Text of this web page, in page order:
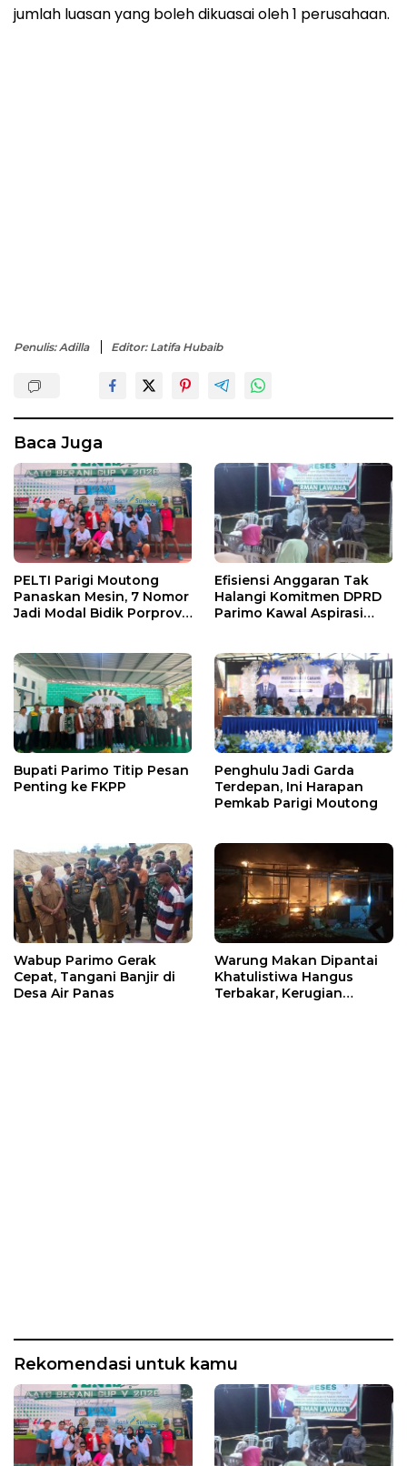
jumlah luasan yang boleh dikuasai oleh 1 perusahaan.
Penulis: Adilla Editor: Latifa Hubaib
Baca Juga
PELTI Parigi Moutong
Panaskan Mesin, 7 Nomor
Jadi Modal Bidik Porprov
Efisiensi Anggaran Tak
Halangi Komitmen DPRD
Parimo Kawal Aspirasi
Bupati Parimo Titip Pesan
Penting ke FKPP
Penghulu Jadi Garda
Terdepan, Ini Harapan
Pemkab Parigi Moutong
Wabup Parimo Gerak
Cepat, Tangani Banjir di
Desa Air Panas
Warung Makan Dipantai
Khatulistiwa Hangus
Terbakar, Kerugian
Rekomendasi untuk kamu